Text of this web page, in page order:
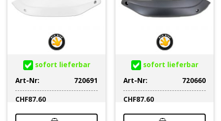
sofort lieferbar
Art-Nr:
720691
CHF87.60
sofort lieferbar
Art-Nr:
720660
CHF87.60